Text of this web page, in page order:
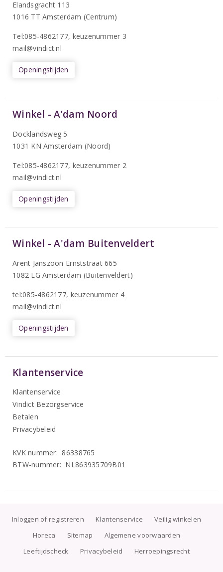
Elandsgracht 113
1016 TT Amsterdam (Centrum)
Tel:085-4862177, keuzenummer 3
mail@vindict.nl
Openingstijden
Winkel - A’dam Noord
Docklandsweg 5
1031 KN Amsterdam (Noord)
Tel:085-4862177, keuzenummer 2
mail@vindict.nl
Openingstijden
Winkel - A'dam Buitenveldert
Arent Janszoon Ernststraat 665
1082 LG Amsterdam (Buitenveldert)
tel:085-4862177, keuzenummer 4
mail@vindict.nl
Openingstijden
Klantenservice
Klantenservice
Vindict Bezorgservice
Betalen
Privacybeleid
KVK nummer: 86338765
BTW-nummer: NL863935709B01
Inloggen of registreren Klantenservice
Veilig winkelen
Horeca
Sitemap
Algemene voorwaarden
Leeftijdscheck
Privacybeleid Herroepingsrecht